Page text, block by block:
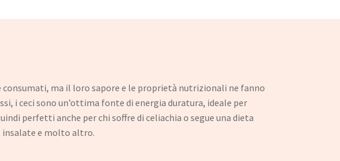
ma il loro sapore e le proprietà nutrizionali ne fanno
i ceci sono un’ottima fonte di energia duratura, ideale per
perfetti anche per chi soffre di celiachia o segue una dieta
insalate e molto altro.